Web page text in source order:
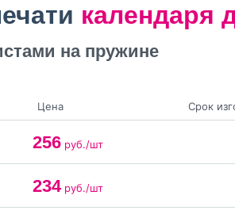
календаря
на пружине
Цена Срок
256 руб./шт
234руб./шт